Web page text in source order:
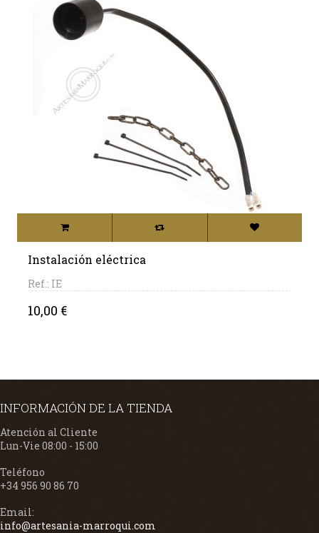
Instalación eléctrica
Ref.: IE
Precio
10,00 €
INFORMACIÓN DE LA TIENDA
Atención al Cliente
Lun-Vie 08:00 - 15:00
Teléfono
+34 956 90 86 70
Email:
info@artesania-marroqui.com